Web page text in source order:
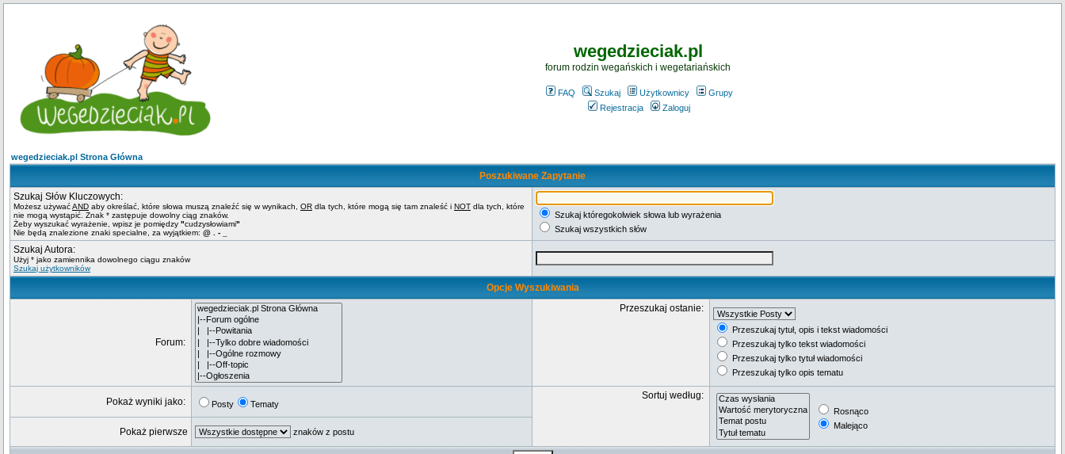
wegedzieciak.pl
forum rodzin wegańskich i wegetariańskich
FAQ Szukaj Użytkownicy
Grupy
Rejestracja
Zaloguj
wegedzieciak.pl Strona Główna
Poszukiwane Zapytanie
Szukaj Słów Kluczowych:
Możesz używaćAND aby określać, które słowa muszą znaleźć się w wynikach, OR dla tych, które mogą się tam znaleść i NOT dla tych, które
nie mogą wystąpić. Znak * zastępuje dowolny ciąg znaków.
Żeby wyszukać wyrażenie, wpisz je pomiędzy "cudzysłowiami"
Nie będą znalezione znaki specialne, za wyjątkiem: @ . - _
Szukaj któregokolwiek słowa lub wyrażenia
Szukaj wszystkich słów
Szukaj Autora:
Użyj * jako zamiennika dowolnego ciągu znaków
Szukaj użytkowników
Opcje Wyszukiwania
Forum:
Przeszukaj ostanie:
Przeszukaj tytuł, opis i tekst wiadomości
Przeszukaj tylko tekst wiadomości
Przeszukaj tylko tytuł wiadomości
Przeszukaj tylko opis tematu
Pokaż wyniki jako: Posty Tematy
Sortuj według:
Rosnąco
Malejąco
Pokaż pierwsze znaków z postu